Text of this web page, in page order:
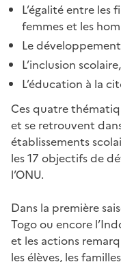
L’égalité entre les
femmes et les
Le
L’inclusion scolaire,
L’éducation à la
Ces quatre
et se retrouvent
établissements
les 17 objectifs de
l’ONU.
Dans la première
Togo ou encore
et les actions
les élèves, les